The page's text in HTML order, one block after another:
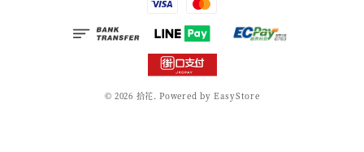
© 2026 拾花. Powered byEasyStore